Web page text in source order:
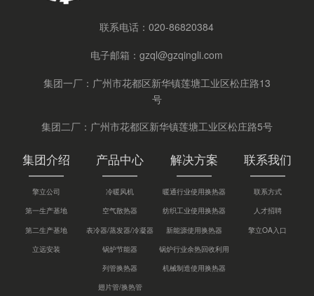
联系电话：020-86820384
电子邮箱：gzql@gzqingli.com
集团一厂：广州市花都区新华镇莲塘工业区松庄路13
号
集团二厂：广州市花都区新华镇莲塘工业区松庄路5号
集团介绍
擎立公司
第一生产基地
第二生产基地
立远安装
产品中心
冷暖风机
空气散热器
表冷器/蒸发器/冷凝器
锅炉节能器
列管换热器
翅片管/换热管
解决方案
暖通行业使用换热器
纺织工业使用换热器
新能源使用换热器
锅炉行业余热回收利用
机械制造使用换热器
联系我们
联系方式
人才招聘
擎立OA入口